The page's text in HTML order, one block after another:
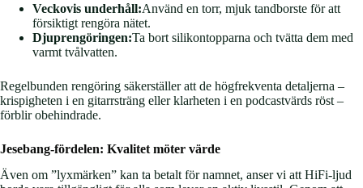
Veckovis underhåll:Använd en torr, mjuk tandborste för att
försiktigt rengöra nätet.
Djuprengöringen:Ta bort silikontopparna och tvätta dem med
varmt tvålvatten.
Regelbunden rengöring säkerställer att de högfrekventa detaljerna –
krispigheten i en gitarrsträng eller klarheten i en podcastvärds röst –
förblir obehindrade.
Jesebang-fördelen: Kvalitet möter värde
Även om ”lyxmärken” kan ta betalt för namnet, anser vi att HiFi-ljud